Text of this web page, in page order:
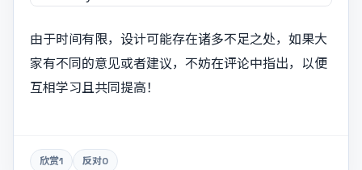
由于时间有限，设计可能存在诸多不足之处，如果大
家有不同的意见或者建议，不妨在评论中指出，以便
互相学习且共同提高！
欣赏1 反对0